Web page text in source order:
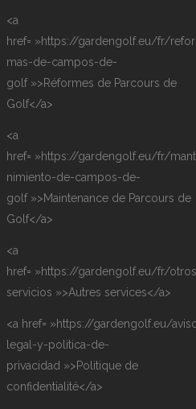
<a
href= »https://gardengolf.eu/fr/refor
mas-de-campos-de-
golf »>Réformes de Parcours de
Golf</a>
<a
href= »https://gardengolf.eu/fr/
nimiento-de-campos-de-
golf »>Maintenance de Parcours de
Golf</a>
<a
href= »https://gardengolf.eu/fr/
servicios »>Autres services</a>
<a href= »https://gardengolf.eu/
legal-y-politica-de-
privacidad »>Politique de
confidentialité</a>